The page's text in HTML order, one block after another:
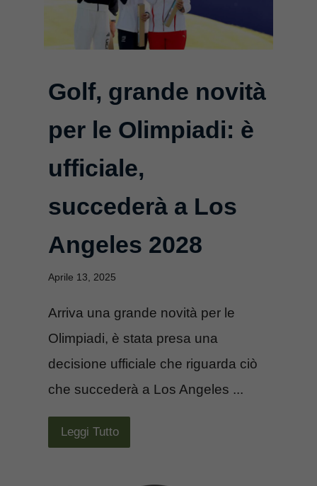
Golf, grande novità
per le Olimpiadi: è
ufficiale,
succederà a Los
Angeles 2028
Aprile 13, 2025
Arriva una grande novità per le
Olimpiadi, è stata presa una
decisione ufficiale che riguarda ciò
che succederà a Los Angeles ...
Leggi Tutto